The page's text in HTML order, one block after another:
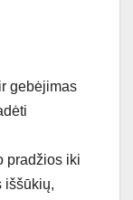
gebėjimas
pradžios iki
iššūkių,